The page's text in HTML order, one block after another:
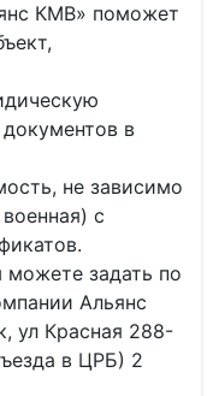
КМВ» поможет
в
не зависимо
с
задать по
Альянс
ул Красная 288-
в ЦРБ) 2